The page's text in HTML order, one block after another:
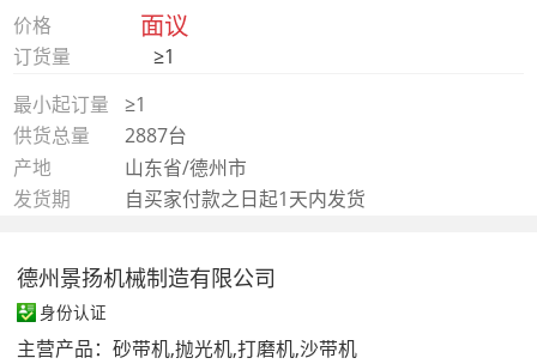
价格 面议
订货量
≥1
最小起订量
≥1
供货总量
2887台
产地
山东省/德州市
发货期
自买家付款之日起1天内发货
德州景扬机械制造有限公司
身份认证
主营产品： 砂带机,抛光机,打磨机,沙带机